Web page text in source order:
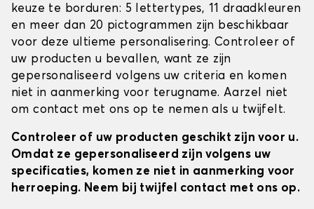
keuze te borduren: 5 lettertypes, 11 draadkleuren
en meer dan 20 pictogrammen zijn beschikbaar
voor deze ultieme personalisering. Controleer of
uw producten u bevallen, want ze zijn
gepersonaliseerd volgens uw criteria en komen
niet in aanmerking voor terugname. Aarzel niet
om contact met ons op te nemen als u twijfelt.
Controleer of uw producten geschikt zijn voor u.
Omdat ze gepersonaliseerd zijn volgens uw
specificaties, komen ze niet in aanmerking voor
herroeping. Neem bij twijfel contact met ons op.